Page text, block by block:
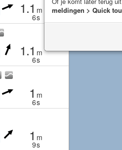
1.1 m
6s
1.1 m
6s
1 m
6s
1 m
9s
meldingen > Quick